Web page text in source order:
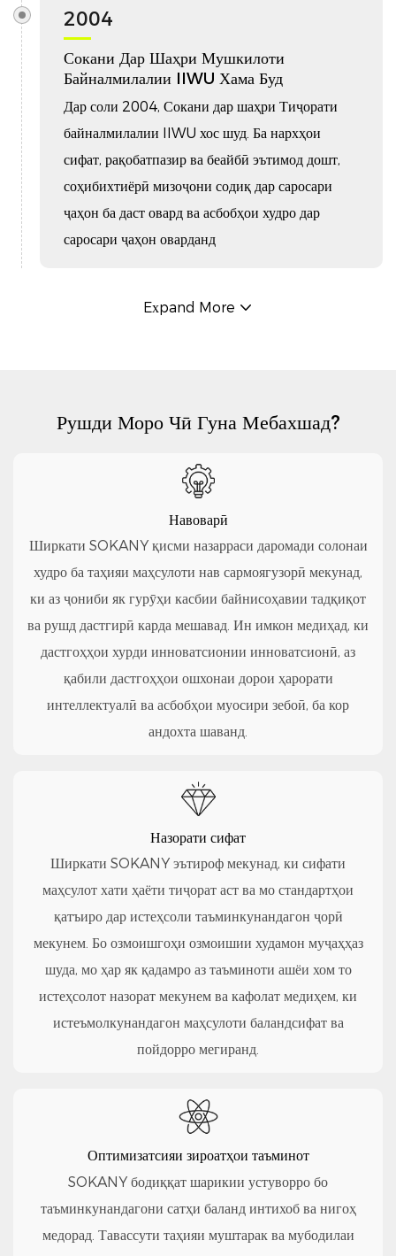
2004
Сокани Дар Шаҳри Мушкилоти
Байналмилалии IIWU Хама Буд
Дар соли 2004, Сокани дар шаҳри Тиҷорати
байналмилалии IIWU хос шуд. Ба нархҳои
сифат, рақобатпазир ва беайбӣ эътимод дошт,
соҳибихтиёрӣ мизоҷони содиқ дар саросари
ҷаҳон ба даст овард ва асбобҳои худро дар
саросари ҷаҳон оварданд
Expand More
Рушди Моро Чӣ Гуна Мебахшад?
Навоварӣ
Ширкати SOKANY қисми назарраси даромади солонаи
худро ба таҳияи маҳсулоти нав сармоягузорӣ мекунад,
ки аз ҷониби як гурӯҳи касбии байнисоҳавии тадқиқот
ва рушд дастгирӣ карда мешавад. Ин имкон медиҳад, ки
дастгоҳҳои хурди инноватсионии инноватсионӣ, аз
қабили дастгоҳҳои ошхонаи дорои ҳарорати
интеллектуалӣ ва асбобҳои муосири зебоӣ, ба кор
андохта шаванд.
Назорати сифат
Ширкати SOKANY эътироф мекунад, ки сифати
маҳсулот хати ҳаёти тиҷорат аст ва мо стандартҳои
қатъиро дар истеҳсоли таъминкунандагон ҷорӣ
мекунем. Бо озмоишгоҳи озмоишии худамон муҷаҳҳаз
шуда, мо ҳар як қадамро аз таъминоти ашёи хом то
истеҳсолот назорат мекунем ва кафолат медиҳем, ки
истеъмолкунандагон маҳсулоти баландсифат ва
пойдорро мегиранд.
Оптимизатсияи зироатҳои таъминот
SOKANY бодиққат шарикии устуворро бо
таъминкунандагони сатҳи баланд интихоб ва нигоҳ
медорад. Тавассути таҳияи муштарак ва мубодилаи